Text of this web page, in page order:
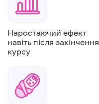
Наростаючий ефект
навіть після закінчення
курсу